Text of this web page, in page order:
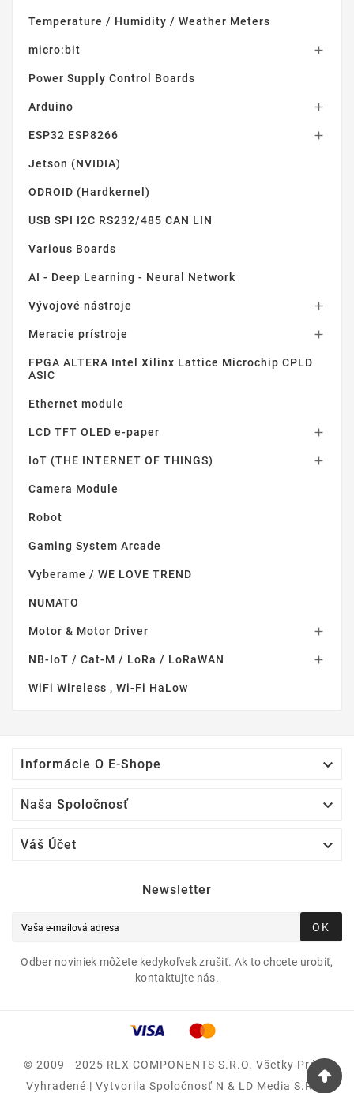
Temperature / Humidity / Weather Meters
micro:bit 
Power Supply Control Boards
Arduino 
ESP32 ESP8266 
Jetson (NVIDIA)
ODROID (Hardkernel)
USB SPI I2C RS232/485 CAN LIN
Various Boards
AI - Deep Learning - Neural Network
Vývojové nástroje 
Meracie prístroje 
FPGA ALTERA Intel Xilinx Lattice Microchip CPLD
ASIC
Ethernet module
LCD TFT OLED e-paper 
IoT (THE INTERNET OF THINGS) 
Camera Module
Robot
Gaming System Arcade
Vyberame / WE LOVE TREND
NUMATO
Motor & Motor Driver 
NB-IoT / Cat-M / LoRa / LoRaWAN 
WiFi Wireless , Wi-Fi HaLow
Informácie O E-Shope 
Naša Spoločnosť 
Váš Účet 
Newsletter
OK
Odber noviniek môžete kedykoľvek zrušiť. Ak to chcete urobiť,
kontaktujte nás.
© 2009 - 2025 RLX COMPONENTS S.r.o. Všetky Práva
Vyhradené | Vytvorila Spoločnosť N & LD Media S.R.O.